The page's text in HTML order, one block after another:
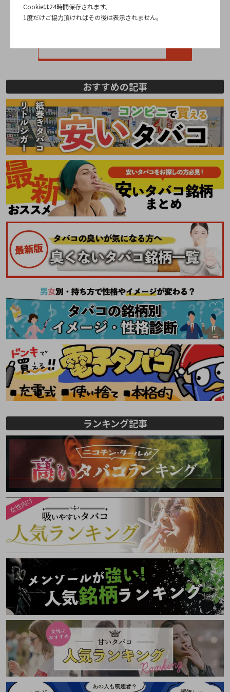
おすすめの記事
ランキング記事
Cookieは24時間保存されます。
1度だけご協力頂ければその後は表示されません。